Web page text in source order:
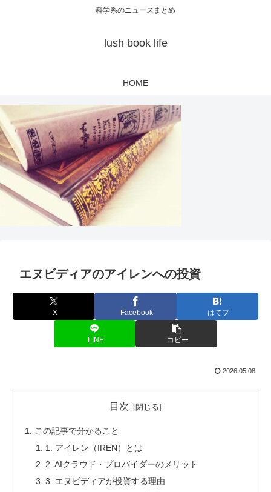
科学系のニュースまとめ
lush book life
HOME
エヌビディアのアイレンへの投資
X Facebook はてブ
LINE コピー
2026.05.08
目次
この記事で分かること
1. アイレン（IREN）とは
2. AIクラウド・プロバイダーのメリット
3. エヌビディアが投資する理由